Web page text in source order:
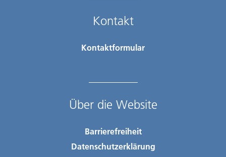
Kontakt
Kontaktformular
Über die Website
Barrierefreiheit
Datenschutzerklärung